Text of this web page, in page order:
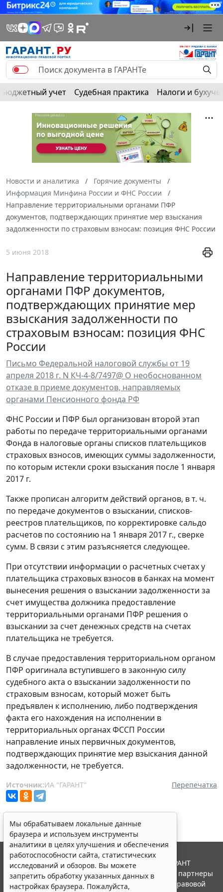
Бюджетный учет Судебная практика Налоги и
Новости и аналитика
Горячие документы
Информация Минфина России и ФНС России
Направление территориальными органами ПФР
документов, подтверждающих принятие мер взыскания
задолженности по страховым взносам: позиция ФНС России
5 июня 2018
Направление территориальными
органами ПФР документов,
подтверждающих принятие мер
взыскания задолженности по
страховым взносам: позиция ФНС
России
Письмо Федеральной налоговой службы от 19
апреля 2018 г. N КЧ-4-8/7497@ О необоснованном
отказе в приеме документов, направляемых
органами Пенсионного фонда РФ
ФНС России и ПФР был организован второй этап
работы по передаче территориальными органами
Фонда в налоговые органы списков плательщиков
страховых взносов, имеющих суммы задолженности,
по которым истекли сроки взыскания после 1 января
2017 г.
Также прописан алгоритм действий органов, в т. ч.
по передаче документов о взыскании, списков-
реестров плательщиков, по корректировке сальдо
расчетов по состоянию на 1 января 2017 г., сверке
сумм. В связи с этим разъясняется следующее.
При отсутствии информации о расчетных счетах у
плательщика страховых взносов в банках на момент
вынесения решения о взыскании задолженности за
счет имущества должника предоставление
территориальными органами ПФР решения о
взыскании за счет денежных средств на счетах
плательщика не требуется.
В случае предоставления территориальном органом
ПФР оригинала вступившего в законную силу
судебного акта о взыскании задолженности по
страховым взносам, который может быть
предъявлен к исполнению, либо подтверждения
факта его нахождения на исполнении в
территориальных органах ФССП России
направление иных первичных документов,
подтверждающих принятие мер взыскания данной
задолженности, не требуется.
Источник:ИА "ГАРАНТ" Перепечатка
Мы обрабатываем локальные данные
браузера и используем инструменты
аналитики в целях улучшения и обеспечения
работоспособности сайта, статистических
исследований и обзоров. Вы можете
запретить обработку указанных данных в
настройках браузера. Пожалуйста,
© ООО "НПП "ГАРАНТ-СЕРВИС", 2026. Система ГАРАНТ
выпускается с 1990 года. Компания "Гарант" и ее партнеры
являются участниками Российской ассоциации правовой